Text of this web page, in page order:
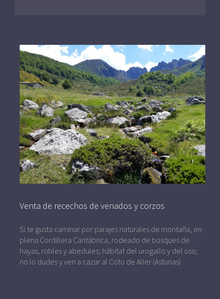
Venta de recechos de venados y corzos
Si te gusta caminar por parajes naturales de montaña, en
plena Cordillera Cantábrica, rodeado de bosques de
hayas, robles y abedules; hábitat del urogallo y del oso;
no lo dudes y ven a cazar al Coto de Aller (Asturias)